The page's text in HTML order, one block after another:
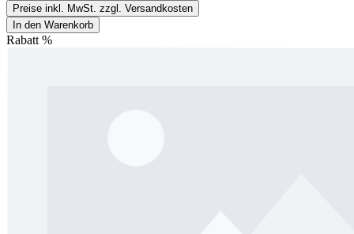
Preise inkl. MwSt. zzgl. Versandkosten
In den Warenkorb
Rabatt %